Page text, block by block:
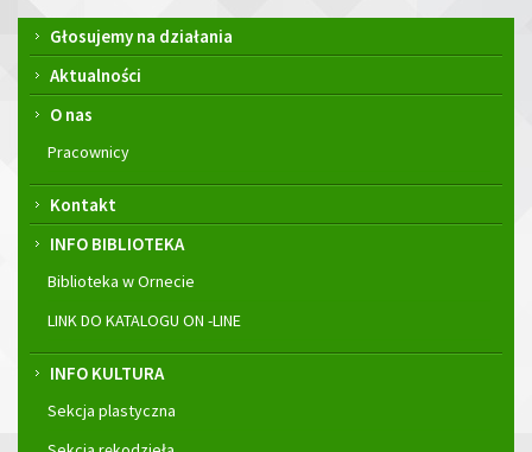
Menu
główne
Głosujemy na działania
Aktualności
O nas
Pracownicy
Kontakt
INFO BIBLIOTEKA
Biblioteka w Ornecie
LINK DO KATALOGU ON -LINE
INFO KULTURA
Sekcja plastyczna